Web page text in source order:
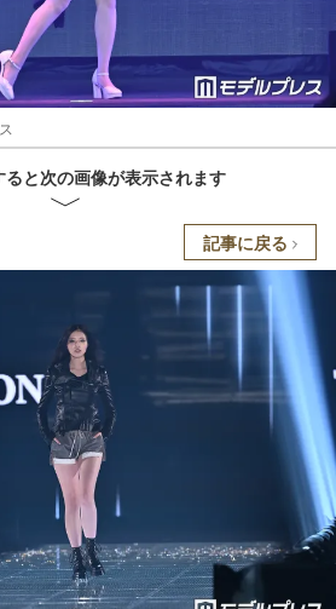
ると次の画像が表示されます
記事に戻る